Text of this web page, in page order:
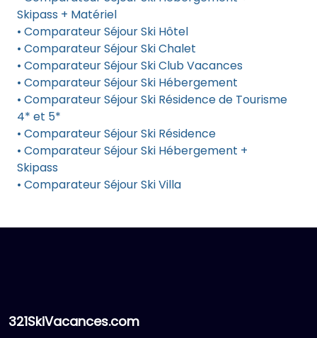
Skipass + Matériel
• Comparateur Séjour Ski Hôtel
• Comparateur Séjour Ski Chalet
• Comparateur Séjour Ski Club Vacances
• Comparateur Séjour Ski Hébergement
• Comparateur Séjour Ski Résidence de Tourisme
4* et 5*
• Comparateur Séjour Ski Résidence
• Comparateur Séjour Ski Hébergement +
Skipass
• Comparateur Séjour Ski Villa
321SkiVacances.com